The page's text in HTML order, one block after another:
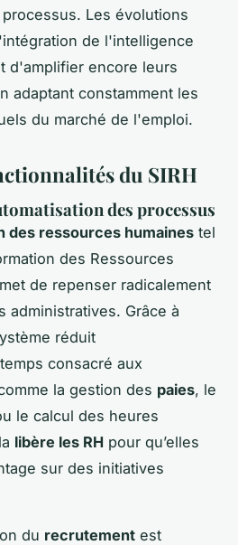
Les évolutions
de l'intelligence
d'amplifier encore leurs
adaptant constamment les
du marché de l'emploi.
du SIRH
des processus
des ressources humaines tel
des Ressources
de repenser radicalement
administratives. Grâce à
réduit
consacré aux
la gestion des paies, le
le calcul des heures
libère les RH pour qu’elles
sur des initiatives
du recrutement est